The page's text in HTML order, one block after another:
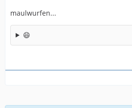
maulwurfen...
😄